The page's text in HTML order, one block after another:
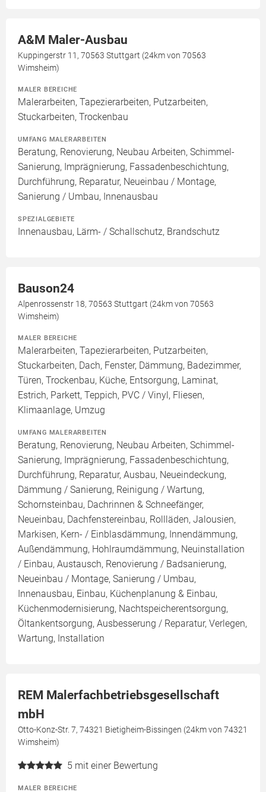
A&M Maler-Ausbau
Kuppingerstr 11, 70563 Stuttgart (24km von 70563
Wimsheim)
MALER BEREICHE
Malerarbeiten, Tapezierarbeiten, Putzarbeiten,
Stuckarbeiten, Trockenbau
UMFANG MALERARBEITEN
Beratung, Renovierung, Neubau Arbeiten, Schimmel-
Sanierung, Imprägnierung, Fassadenbeschichtung,
Durchführung, Reparatur, Neueinbau / Montage,
Sanierung / Umbau, Innenausbau
SPEZIALGEBIETE
Innenausbau, Lärm- / Schallschutz, Brandschutz
Bauson24
Alpenrossenstr 18, 70563 Stuttgart (24km von 70563
Wimsheim)
MALER BEREICHE
Malerarbeiten, Tapezierarbeiten, Putzarbeiten,
Stuckarbeiten, Dach, Fenster, Dämmung, Badezimmer,
Türen, Trockenbau, Küche, Entsorgung, Laminat,
Estrich, Parkett, Teppich, PVC / Vinyl, Fliesen,
Klimaanlage, Umzug
UMFANG MALERARBEITEN
Beratung, Renovierung, Neubau Arbeiten, Schimmel-
Sanierung, Imprägnierung, Fassadenbeschichtung,
Durchführung, Reparatur, Ausbau, Neueindeckung,
Dämmung / Sanierung, Reinigung / Wartung,
Schornsteinbau, Dachrinnen & Schneefänger,
Neueinbau, Dachfenstereinbau, Rollläden, Jalousien,
Markisen, Kern- / Einblasdämmung, Innendämmung,
Außendämmung, Hohlraumdämmung, Neuinstallation
/ Einbau, Austausch, Renovierung / Badsanierung,
Neueinbau / Montage, Sanierung / Umbau,
Innenausbau, Einbau, Küchenplanung & Einbau,
Küchenmodernisierung, Nachtspeicherentsorgung,
Öltankentsorgung, Ausbesserung / Reparatur, Verlegen,
Wartung, Installation
REM Malerfachbetriebsgesellschaft
mbH
Otto-Konz-Str. 7, 74321 Bietigheim-Bissingen (24km von 74321
Wimsheim)
5 mit einer Bewertung
MALER BEREICHE